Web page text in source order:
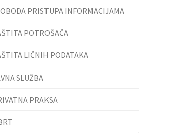
PRISTUPA INFORMACIJAMA
POTROŠAČA
LIČNIH PODATAKA
SLUŽBA
PRAKSA